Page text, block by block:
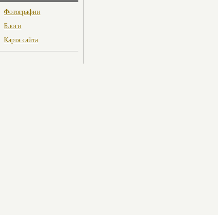
Фотографии
Блоги
Карта сайта